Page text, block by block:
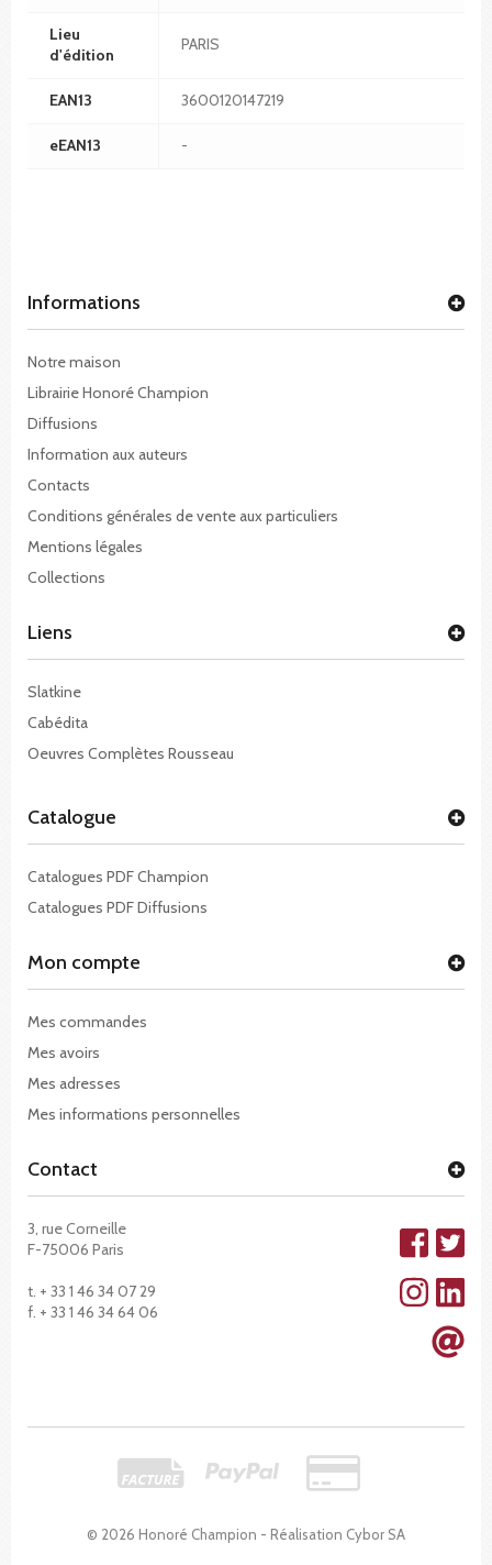
Lieu
d'édition
PARIS
EAN13 3600120147219
eEAN13 -
Informations
Notre maison
Librairie Honoré Champion
Diffusions
Information aux auteurs
Contacts
Conditions générales de vente aux particuliers
Mentions légales
Collections
© 2026 Honoré Champion - Réalisation Cybor SA
Liens
Slatkine
Cabédita
Oeuvres Complètes Rousseau
Catalogue
Catalogues PDF Champion
Catalogues PDF Diffusions
Mon compte
Mes commandes
Mes avoirs
Mes adresses
Mes informations personnelles
Contact
3, rue Corneille
F-75006 Paris
t. + 33 1 46 34 07 29
f. + 33 1 46 34 64 06